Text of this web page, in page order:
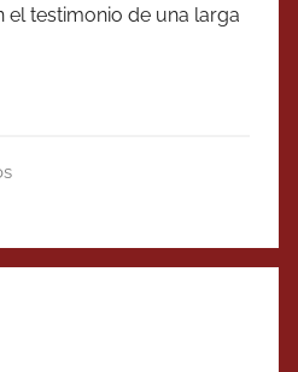
el testimonio de una larga